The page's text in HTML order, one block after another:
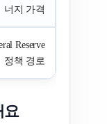
너지 가격
Reserve
정책 경로
요